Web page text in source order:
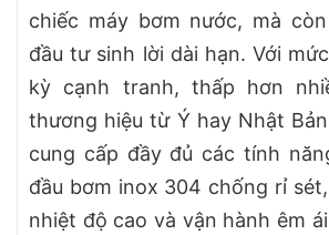
chiếc máy bơm nước, mà
đầu tư sinh lời dài hạn. Với
kỳ cạnh tranh, thấp hơn
thương hiệu từ Ý hay Nhật
cung cấp đầy đủ các tính
đầu bơm inox 304 chống rỉ
nhiệt độ cao và vận hành êm